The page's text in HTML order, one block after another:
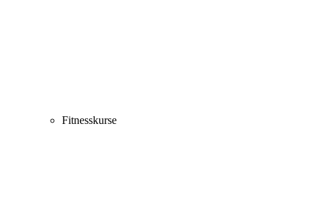
Fitnesskurse